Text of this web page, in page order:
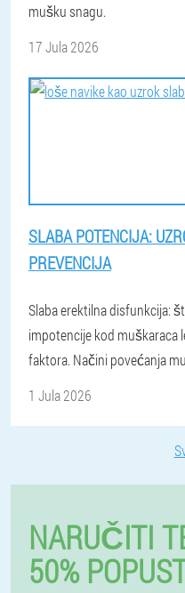
mušku snagu.
17 Jula 2026
SLABA POTENCIJA:
PREVENCIJA
Slaba erektilna disfunkcija:
impotencije kod muškaraca
faktora. Načini povećanja
1 Jula 2026
NARUČITI
50%